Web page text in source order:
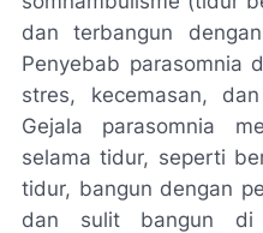
dan terbangun
Penyebab parasomnia
stres, kecemasan,
Gejala parasomnia
selama tidur, seperti
tidur, bangun dengan
dan sulit bangun di